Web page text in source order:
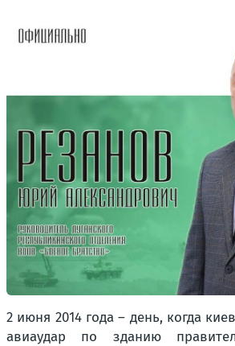
2 июня 2014 года – день, когда
авиаудар по зданию